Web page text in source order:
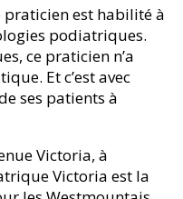
praticien est habilité à
podiatriques.
ce praticien n’a
Et c’est avec
ses patients à
Victoria, à
Victoria est la